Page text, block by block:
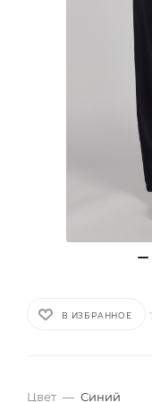
В ИЗБРАННОЕ
Цвет — Синий